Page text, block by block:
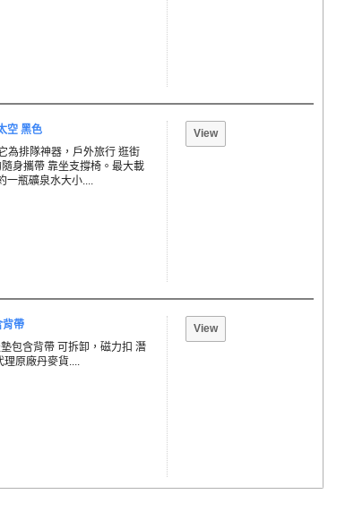
空 黑色
為排隊神器，戶外旅行 逛街
身攜帶 靠坐支撐椅。最大載
一瓶礦泉水大小....
View
背帶
包含背帶 可拆卸，磁力扣 潛
理原廠丹麥貨....
View